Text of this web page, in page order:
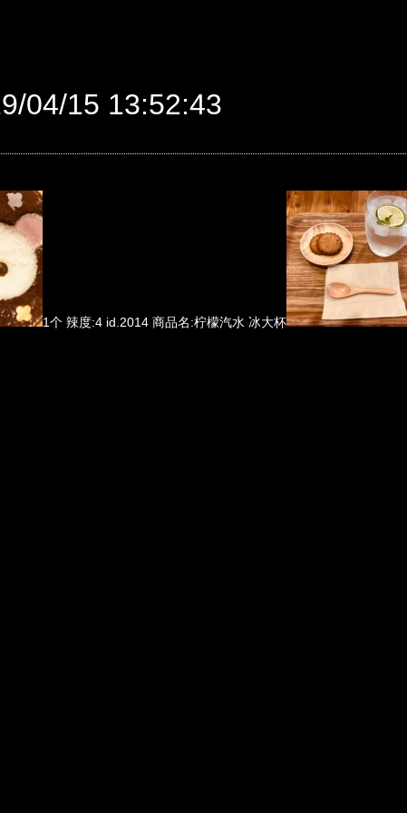
04/15 13:52:43
1个 辣度:4 id.2014 商品名:柠檬汽水 冰大杯